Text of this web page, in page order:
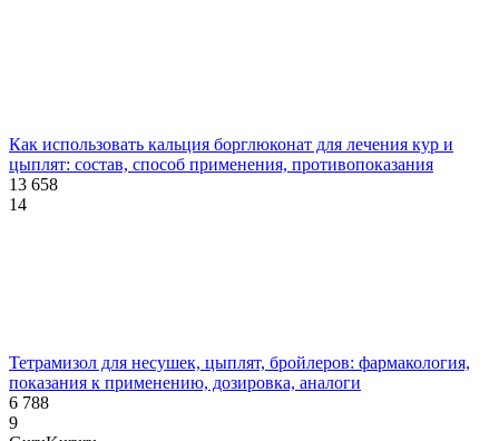
Как использовать кальция борглюконат для лечения кур и
цыплят: состав, способ применения, противопоказания
13 658
14
Тетрамизол для несушек, цыплят, бройлеров: фармакология,
показания к применению, дозировка, аналоги
6 788
9